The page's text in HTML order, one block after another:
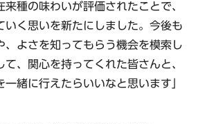
来種の味わいが評価されたことで、
いく思いを新たにしました。今後も
、よさを知ってもらう機会を模索し
、関心を持ってくれた皆さんと、
緒に行えたらいいなと思います」